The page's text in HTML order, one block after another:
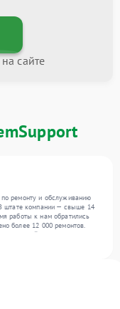
сайте
ремонту и обслуживанию
штате компании — свыше 14
работы к нам обратились
более 12 000 ремонтов.
включая , , . Мы
качество обслуживания